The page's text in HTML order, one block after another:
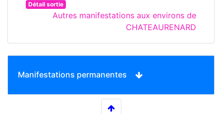
Détail sortie
Autres manifestations aux environs de
CHATEAURENARD
Manifestations permanentes